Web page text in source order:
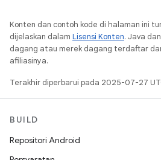
Konten dan contoh kode di halaman ini
dijelaskan dalam Lisensi Konten. Java
dagang atau merek dagang terdaftar
afiliasinya.
Terakhir diperbarui pada 2025-07-27
BUILD
Repositori Android